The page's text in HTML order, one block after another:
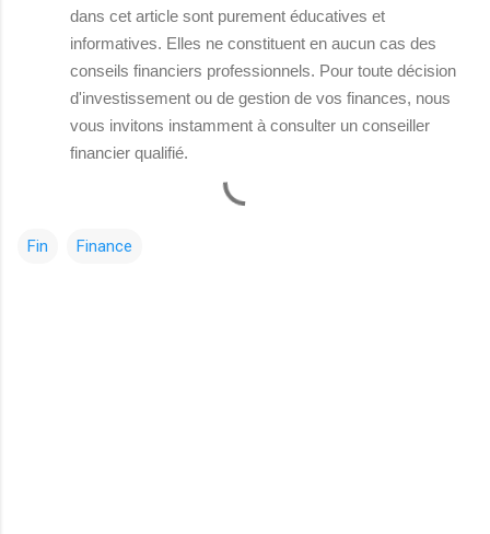
dans cet article sont purement éducatives et
informatives. Elles ne constituent en aucun cas des
conseils financiers professionnels. Pour toute décision
d'investissement ou de gestion de vos finances, nous
vous invitons instamment à consulter un conseiller
financier qualifié.
Fin Finance